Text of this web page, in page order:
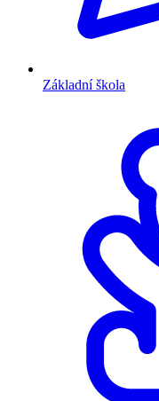
Základní škola